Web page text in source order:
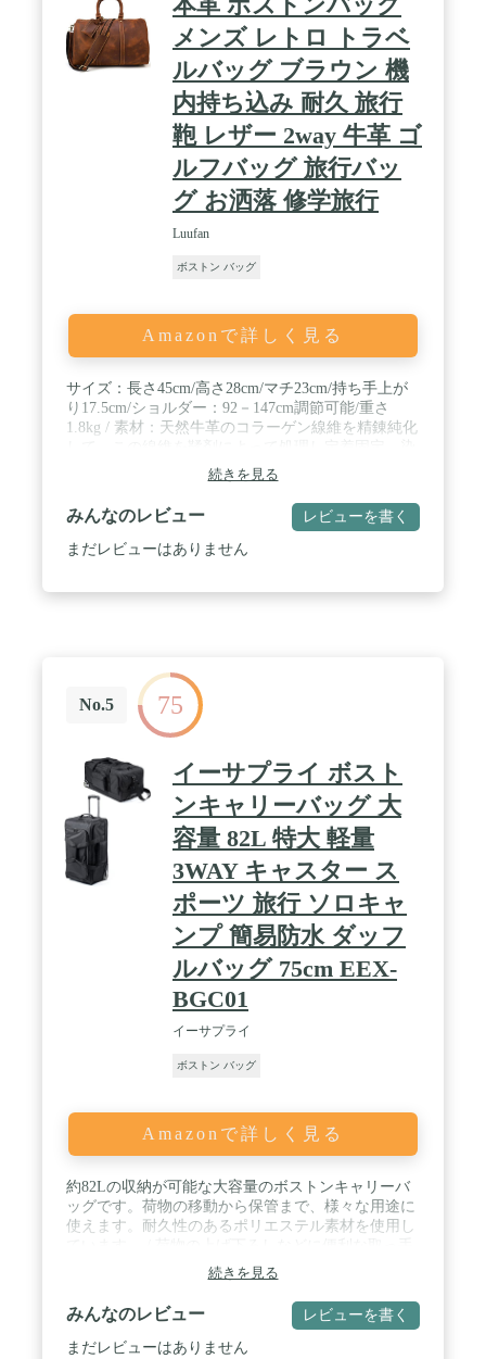
メンズ レトロ トラベ
ルバッグ ブラウン 機
内持ち込み 耐久 旅行
鞄 レザー 2way 牛革 ゴ
ルフバッグ 旅行バッ
グ お洒落 修学旅行
Luufan
ボストン バッグ
Amazonで詳しく見る
サイズ：長さ45cm/高さ28cm/マチ23cm/持ち手上が
り17.5cm/ショルダー：92－147cm調節可能/重さ
1.8kg / 素材：天然牛革のコラーゲン線維を精錬純化
色・加脂を施し、柔軟にする、さらに耐久性を付加
するため、革の表面にオイル仕上げ、経年変化のレ
トロ感満々の厚手本牛革です / 手作り：このLuufan
ボストンバッグは一流革職人がイタリアンレザー、
耐久ナイロン裏地、強化した金具を使ってひと手間
iPad、衣類、靴類など収納可能 / 実用性：大容量の
収納力が抜群で全ての要求を満足いたします。底部
に5つの底鋲があります、地面の汚れや水などを遮
断しながら、摩擦による損傷も減少します。旅行時
のボストンバッグ、合宿時のスポーツバッグ、キャ
ンプ時のアウトドアバッグ、修学旅行や通学用カバ
ン、ゴルフ、ジムバッグ等様々なシーンで活躍しま
す
続きを見る
みんなのレビュー レビューを書く
まだレビューはありません
No.5 75
イーサプライ ボスト
ンキャリーバッグ 大
容量 82L 特大 軽量
3WAY キャスター ス
ポーツ 旅行 ソロキャ
ンプ 簡易防水 ダッフ
ルバッグ 75cm EEX-
BGC01
イーサプライ
ボストン バッグ
Amazonで詳しく見る
約82Lの収納が可能な大容量のボストンキャリーバ
ッグです。荷物の移動から保管まで、様々な用途に
使えます。耐久性のあるポリエステル素材を使用し
と、取り外しのできるショルダーベルト付きです。
撥水加工済みで、急な雨でも慌てる必要がありませ
ん。背面の鋲や、底面の脚で自立をサポートしま
す。 / 製品サイズ(外寸):W370×D350×H750mm/4.2kg
/ カラー:ブラック 撥水加工:あり 容量:約82L 材質
続きを見る
みんなのレビュー レビューを書く
まだレビューはありません